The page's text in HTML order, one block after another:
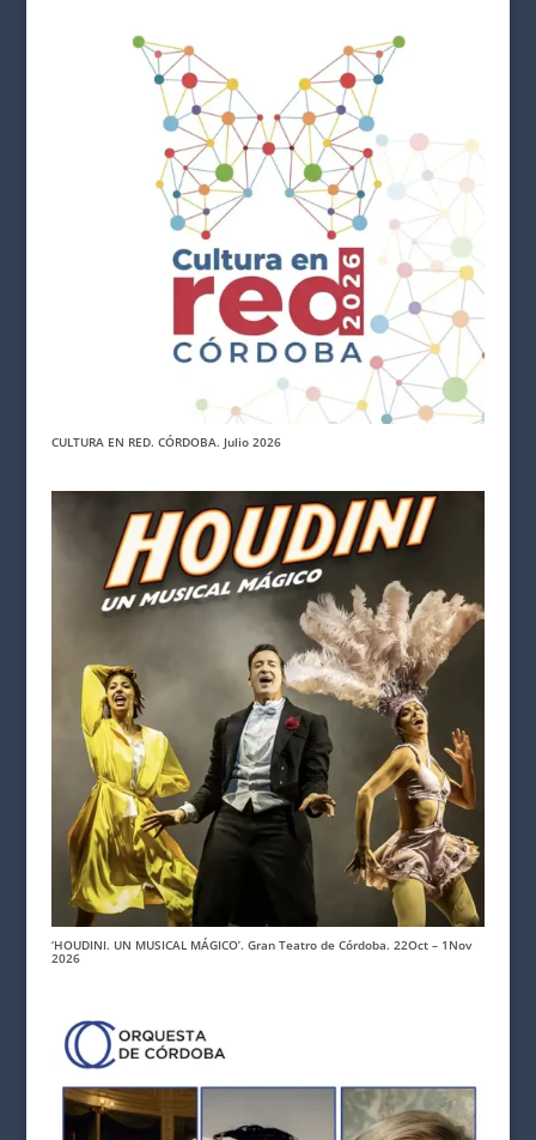
CULTURA EN RED. CÓRDOBA. Julio 2026
‘HOUDINI. UN MUSICAL MÁGICO’. Gran Teatro de Córdoba. 22Oct – 1Nov
2026